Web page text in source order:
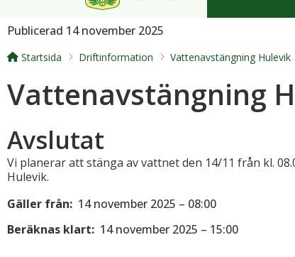
Publicerad 14 november 2025
Startsida Driftinformation Vattenavstängning Hulevik
Vattenavstängning
Avslutat
Vi planerar att stänga av vattnet den 14/11 från kl.
Hulevik.
Gäller från: 14 november 2025 – 08:00
Beräknas klart: 14 november 2025 – 15:00